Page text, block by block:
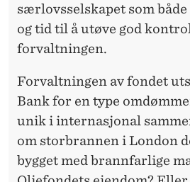
særlovsselskapet som
og tid til å utøve god
forvaltningen.
Forvaltningen av fondet
Bank for en type
unik i internasjonal
om storbrannen i London
bygget med brannfarlige